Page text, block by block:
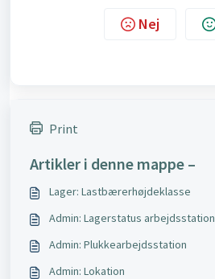
Nej
Print
Artikler i denne mappe –
Lager: Lastbærerhøjdeklasse
Admin: Lagerstatus arbejdsstation
Admin: Plukkearbejdsstation
Admin: Lokation